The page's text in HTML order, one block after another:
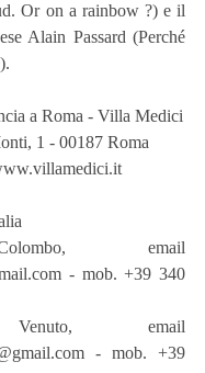
Or on a rainbow ?) e il
Alain Passard (Perché
a Roma - Villa Medici
1 - 00187 Roma
email
- mob. +39 340
Venuto, email
- mob. +39